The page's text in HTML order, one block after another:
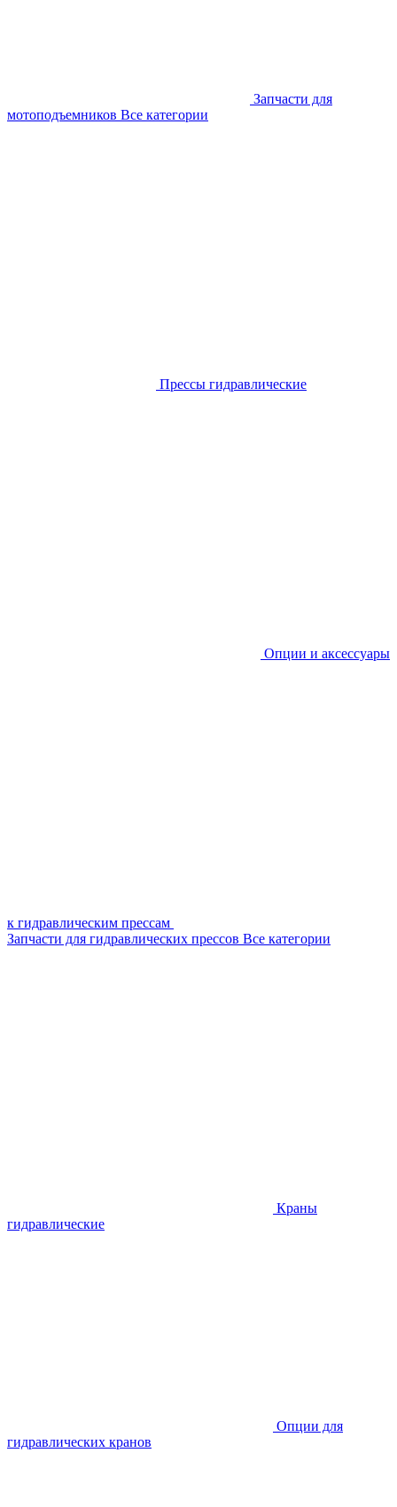
Запчасти для
мотоподъемников Все категории
Прессы гидравлические
Опции и аксессуары
к гидравлическим прессам
Запчасти для гидравлических прессов Все категории
Краны
гидравлические
Опции для
гидравлических кранов